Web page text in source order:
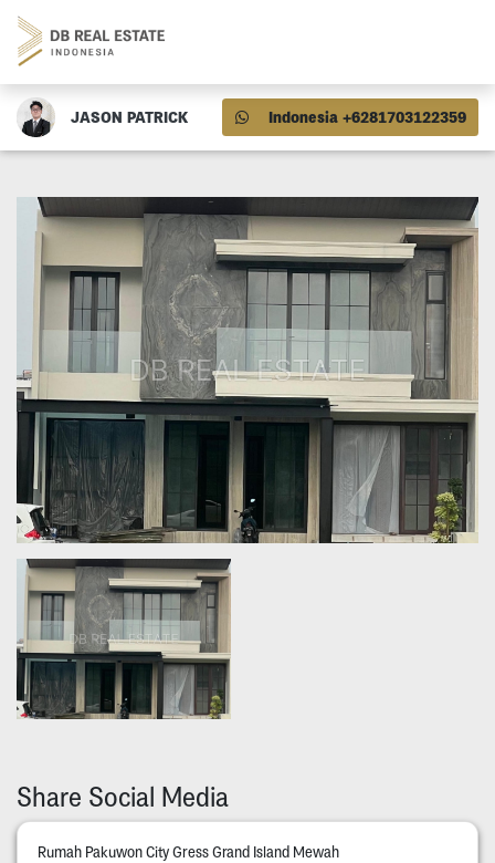
JASON PATRICK Indonesia +6281703122359
Share Social Media
Rumah Pakuwon City Gress Grand Island Mewah